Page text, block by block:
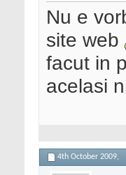
Nu e
site web
facut in
acelasi
4th October 2009,